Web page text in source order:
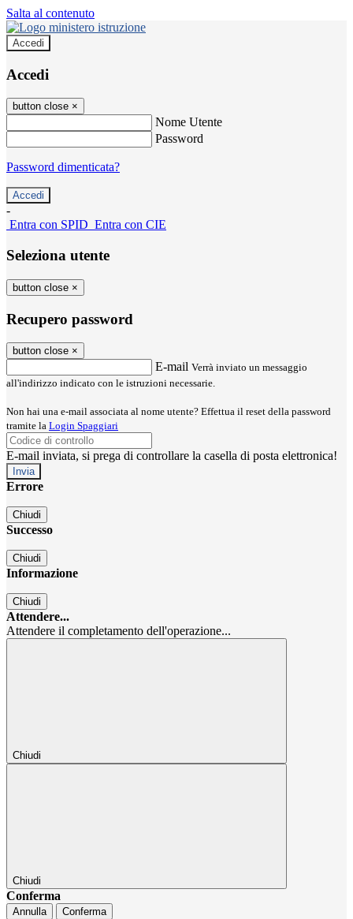
Salta al contenuto
Accedi
Accedi
button close ×
Nome Utente
Password
Password dimenticata?
-
Entra con SPID Entra con CIE
Seleziona utente
button close ×
Recupero password
button close ×
E-mail Verrà inviato un messaggio
all'indirizzo indicato con le istruzioni necessarie.
Non hai una e-mail associata al nome utente? Effettua il reset della password
tramite la Login Spaggiari
E-mail inviata, si prega di controllare la casella di posta elettronica!
Errore
Chiudi
Successo
Chiudi
Informazione
Chiudi
Attendere...
Attendere il completamento dell'operazione...
Chiudi
Chiudi
Conferma
Annulla Conferma